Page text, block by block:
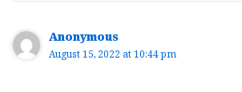
Anonymous
August 15, 2022 at 10:44 pm